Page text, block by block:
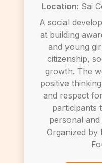
Location: Sai
A social
at building
and young
citizenship,
growth. The
positive
and respect
participants
personal
Organized by